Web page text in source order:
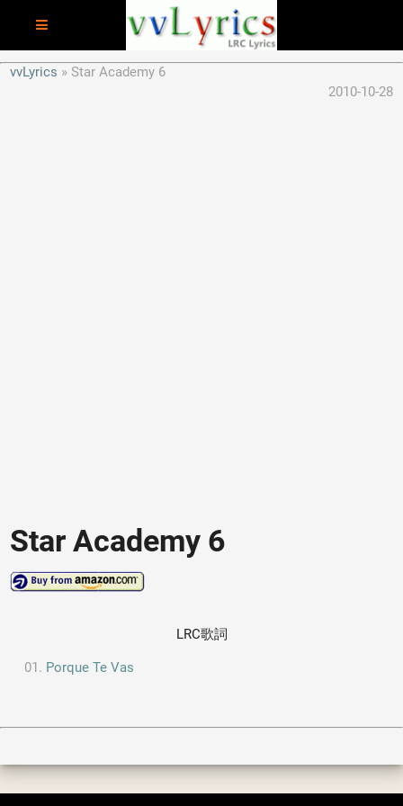
vvLyrics
Star Academy 6
2010-10-28
Star Academy 6
LRC歌詞
Porque Te Vas